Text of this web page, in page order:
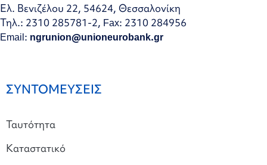
Ελ. Βενιζέλου 22, 54624, Θεσσαλονίκη
Τηλ.: 2310 285781-2, Fax: 2310 284956
Email: ngrunion@unioneurobank.gr
ΣΥΝΤΟΜΕΥΣΕΙΣ
Ταυτότητα
Καταστατικό